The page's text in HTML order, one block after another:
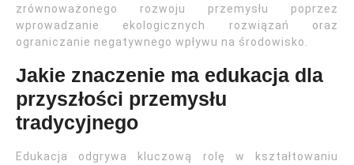
zrównoważonego rozwoju przemysłu poprzez
wprowadzanie ekologicznych rozwiązań oraz
ograniczanie negatywnego wpływu na środowisko.
Jakie znaczenie ma edukacja dla
przyszłości przemysłu
tradycyjnego
Edukacja odgrywa kluczową rolę w kształtowaniu